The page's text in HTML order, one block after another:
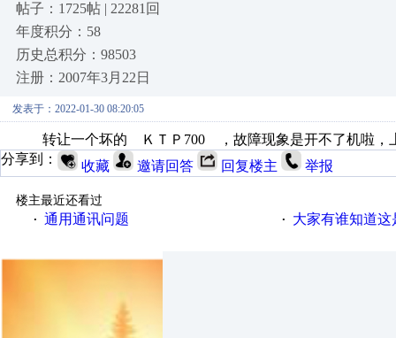
帖子：1725帖 | 22281回
年度积分：58
历史总积分：98503
注册：2007年3月22日
发表于：2022-01-30 08:20:05
转让一个坏的 ＫＴＰ700 ，故障现象是开不了机啦，上
分享到：
收藏 邀请回答 回复楼主 举报
楼主最近还看过
· 通用通讯问题 · 大家有谁知道